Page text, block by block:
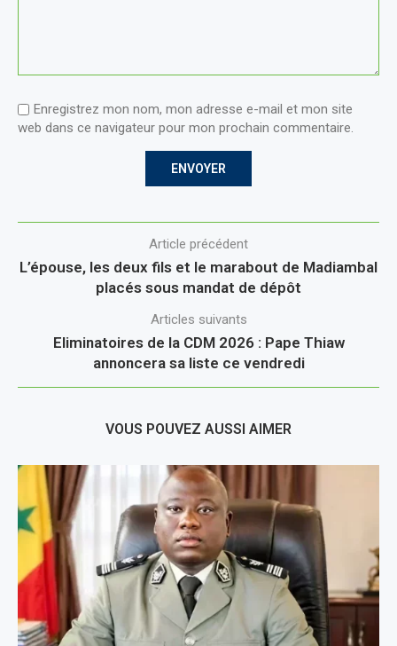
Enregistrez mon nom, mon adresse e-mail et mon site
web dans ce navigateur pour mon prochain commentaire.
Article précédent
L’épouse, les deux fils et le marabout de Madiambal
placés sous mandat de dépôt
Articles suivants
Eliminatoires de la CDM 2026 : Pape Thiaw
annoncera sa liste ce vendredi
VOUS POUVEZ AUSSI AIMER